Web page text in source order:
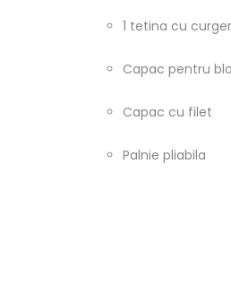
1 tetina cu
Capac pentru
Capac cu filet
Palnie pliabila